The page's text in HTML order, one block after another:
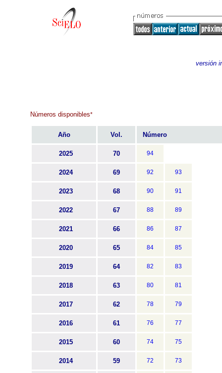
versión
Números disponibles*
Año Vol. Número
2025 70 94
2024 69 92 93
2023 68 90 91
2022 67 88 89
2021 66 86 87
2020 65 84 85
2019 64 82 83
2018 63 80 81
2017 62 78 79
2016 61 76 77
2015 60 74 75
2014 59 72 73